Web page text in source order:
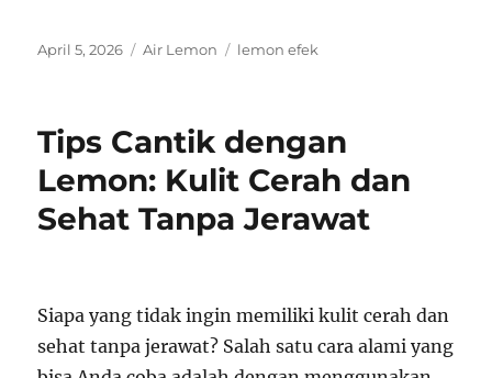
Posted
April 5, 2026 Categories
Air Lemon Tags
lemon efek
Tips Cantik dengan
Lemon: Kulit Cerah dan
Sehat Tanpa Jerawat
Siapa yang tidak ingin memiliki kulit cerah dan
sehat tanpa jerawat? Salah satu cara alami yang